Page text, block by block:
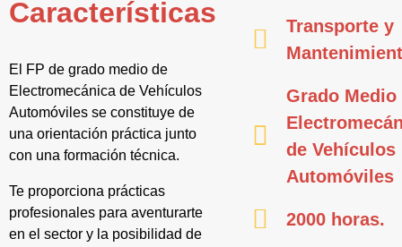
Características
El FP de grado medio de
Electromecánica de Vehículos
Automóviles se constituye de
una orientación práctica junto
con una formación técnica.
Te proporciona prácticas
profesionales para aventurarte
en el sector y la posibilidad de
Transporte y
Grado Medio
de Vehículos
Automóviles
2000 horas.